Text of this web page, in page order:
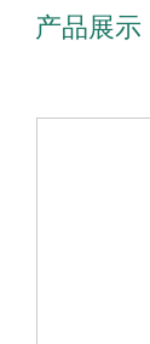
产品展示